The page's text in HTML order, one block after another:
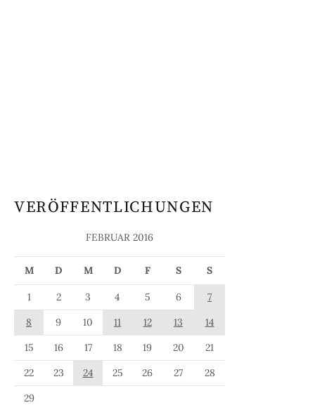
VERÖFFENTLICHUNGEN
FEBRUAR 2016
M D M D F S S
1 2 3 4 5 6
7
8
9 10 11 12 13
14
15
16 17 18 19 20
21
22
23 24 25 26 27
28
29